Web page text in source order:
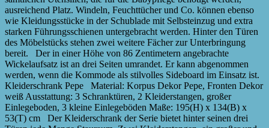
ausreichend Platz. Windeln, Feuchttücher und Co. können ebenso
wie Kleidungsstücke in der Schublade mit Selbsteinzug und extra
starken Führungsschienen untergebracht werden. Hinter den Türen
des Möbelstücks stehen zwei weitere Fächer zur Unterbringung
bereit. Der in einer Höhe von 86 Zentimetern angebrachte
Wickelaufsatz ist an drei Seiten umrandet. Er kann abgenommen
werden, wenn die Kommode als stilvolles Sideboard im Einsatz ist.
Kleiderschrank Pepe Material: Korpus Dekor Pepe, Fronten Dekor
weiß Ausstattung: 3 Schranktüren, 2 Kleiderstangen, großer
Einlegeboden, 3 kleine Einlegeböden Maße: 195(H) x 134(B) x
53(T) cm Der Kleiderschrank der Serie bietet hinter seinen drei